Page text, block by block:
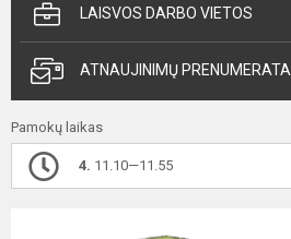
LAISVOS DARBO VIETOS
ATNAUJINIMŲ PRENUMERATA
Pamokų laikas
4. 11.10—11.55